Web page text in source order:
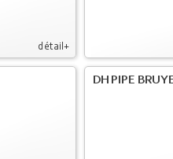
détail+
DH PIPE